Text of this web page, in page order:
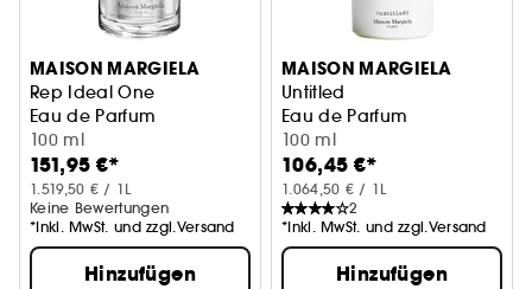
MAISON MARGIELA
Rep Ideal One
Eau de Parfum
100 ml
151,95 €*
1.519,50 € / 1L
Keine Bewertungen
*Inkl. MwSt. und zzgl.Versand
Hinzufügen
MAISON MARGIELA
Untitled
Eau de Parfum
100 ml
106,45 €*
1.064,50 € / 1L
2
*Inkl. MwSt. und zzgl.Versand
Hinzufügen